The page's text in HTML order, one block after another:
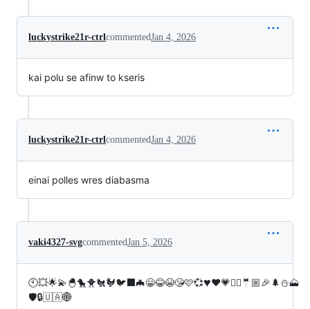
luckystrike21r-ctrlcommentedJan 4, 2026
kai polu se afinw to kseris
luckystrike21r-ctrlcommentedJan 4, 2026
einai polles wres diabasma
vaki4327-svgcommentedJan 5, 2026
🕙💥🌟💫🐣🐤🐥🐔🐓🐦‍⬛🦇😀😂😭😘🩷💞♥️❤️💗❤️‍🔥🤵🏼🎉🌲⛄🗻
🛡️🔒🇺🇦🌐